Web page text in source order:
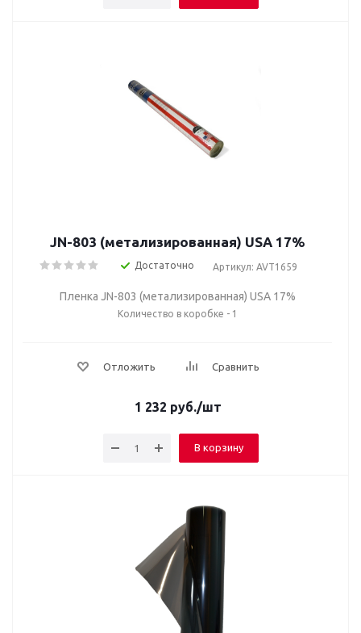
JN-803 (метализированная) USA 17%
Достаточно Артикул: AVT1659
Пленка JN-803 (метализированная) USA 17%
Количество в коробке - 1
Отложить Сравнить
1 232 руб./шт
В корзину